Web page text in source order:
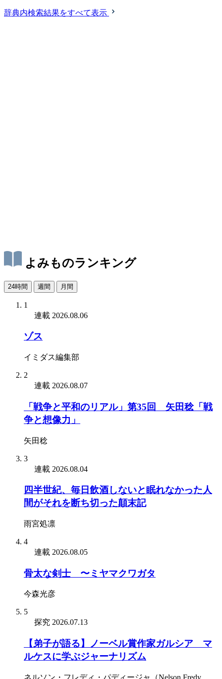
辞典内検索結果をすべて表示
よみものランキング
24時間 週間 月間
1
連載 2026.08.06
ゾス
イミダス編集部
2
連載 2026.08.07
「戦争と平和のリアル」第35回 矢田稔「戦
争と想像力」
矢田稔
3
連載 2026.08.04
四半世紀、毎日飲酒しないと眠れなかった人
間がそれを断ち切った顛末記
雨宮処凛
4
連載 2026.08.05
骨太な剣士 〜ミヤマクワガタ
今森光彦
5
探究 2026.07.13
【弟子が語る】ノーベル賞作家ガルシア゠マ
ルケスに学ぶジャーナリズム
ネルソン・フレディ・パディージャ（Nelson Fredy